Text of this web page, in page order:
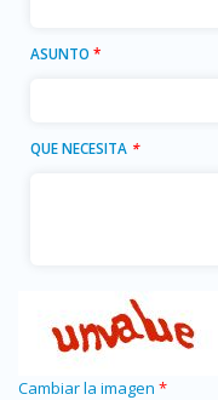
ASUNTO *
QUE NECESITA *
Cambiar la imagen *